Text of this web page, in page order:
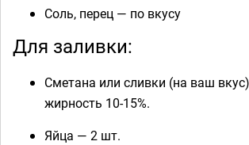
Соль, перец — по вкусу
Для заливки:
Сметана или сливки (на ваш
жирность 10-15%.
Яйца — 2 шт.